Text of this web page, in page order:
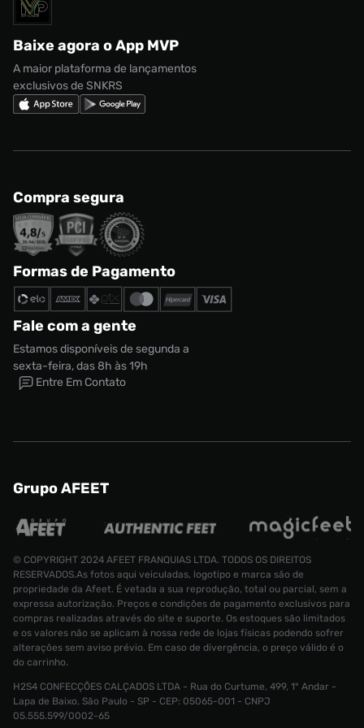
Blusão Jordan MMBR Masculino
Marcas
adidas Campus
Nike Shox
Política de privacidade
Regulamento CRM/ CASHBACK
Regulamento Cupom
Solicite seus dados
Baixe agora o App MVP
A maior plataforma de lançamentos
exclusivos de SNKRS
Compra segura
Formas de Pagamento
Fale com a gente
Estamos disponíveis de segunda a
sexta-feira, das 8h às 19h
Entre Em Contato
Grupo AFEET
© COPYRIGHT 2024 AFEET FRANQUIAS LTDA. TODOS OS DIREITOS
RESERVADOS.As fotos aqui veiculadas, logotipo e marca são de
propriedade da Afeet. É vetada a sua reprodução, total ou parcial, sem a
expressa autorização. Preços e condições de pagamento exclusivos para
compras realizadas através do site e suporte. Os estoques são limitados
e os valores não se aplicam à nossa rede de lojas físicas podendo sofrer
alterações sem aviso prévio. Em caso de divergência, o preço válido é o
do carrinho.
H2S4 CONFECÇÕES CALÇADOS LTDA - Rua do Curtume, 499, 1° Andar -
Lapa de Baixo, São Paulo - SP - CEP: 05065-001 - CNPJ
05.555.599/0002-65